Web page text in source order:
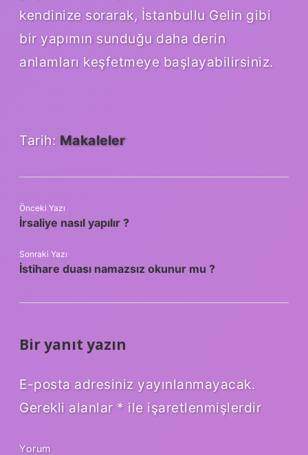
kendinize sorarak, İstanbullu Gelin gibi
bir yapımın sunduğu daha derin
anlamları keşfetmeye başlayabilirsiniz.
Tarih: Makaleler
Önceki Yazı
İrsaliye nasıl yapılır ?
Sonraki Yazı
İstihare duası namazsız okunur mu ?
Bir yanıt yazın
E-posta adresiniz yayınlanmayacak.
Gerekli alanlar * ile işaretlenmişlerdir
Yorum